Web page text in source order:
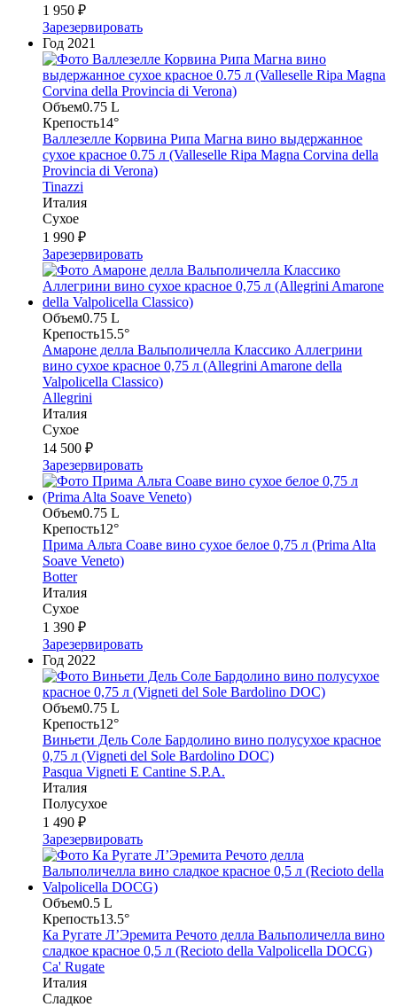
1 950 ₽
Зарезервировать
Год 2021
Объем0.75 L
Крепость14°
Валлезелле Корвина Рипа Магна вино выдержанное
сухое красное 0.75 л (Valleselle Ripa Magna Corvina della
Provincia di Verona)
Tinazzi
Италия
Сухое
1 990 ₽
Зарезервировать
Объем0.75 L
Крепость15.5°
Амароне делла Вальполичелла Классико Аллегрини
вино сухое красное 0,75 л (Allegrini Amarone della
Valpolicella Classico)
Allegrini
Италия
Сухое
14 500 ₽
Зарезервировать
Объем0.75 L
Крепость12°
Прима Альта Соаве вино сухое белое 0,75 л (Prima Alta
Soave Veneto)
Botter
Италия
Сухое
1 390 ₽
Зарезервировать
Год 2022
Объем0.75 L
Крепость12°
Виньети Дель Соле Бардолино вино полусухое красное
0,75 л (Vigneti del Sole Bardolino DOC)
Pasqua Vigneti E Cantine S.P.A.
Италия
Полусухое
1 490 ₽
Зарезервировать
Объем0.5 L
Крепость13.5°
Ка Ругате Л’Эремита Речото делла Вальполичелла вино
сладкое красное 0,5 л (Recioto della Valpolicella DOCG)
Ca' Rugate
Италия
Сладкое